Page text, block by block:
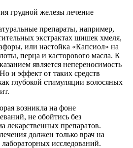
грудной железы лечение
препараты, например,
экстрактах шишек хмеля,
или настойка «Капсиол» на
перца и касторового масла. К
является непереносимость
и эффект от таких средств
глубокой стимуляции волосяных
возникла на фоне
не обойтись без
лекарственных препаратов.
должен только врач на
лабораторных исследований.